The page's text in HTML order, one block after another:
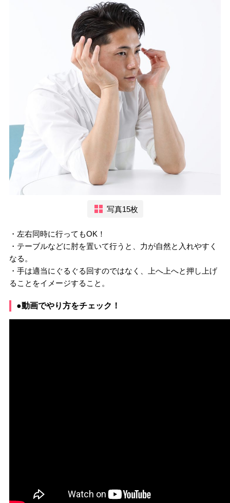
写真15枚
・左右同時に行ってもOK！
・テーブルなどに肘を置いて行うと、力が自然と入れやすく
なる。
・手は適当にぐるぐる回すのではなく、上へ上へと押し上げ
ることをイメージすること。
●動画でやり方をチェック！